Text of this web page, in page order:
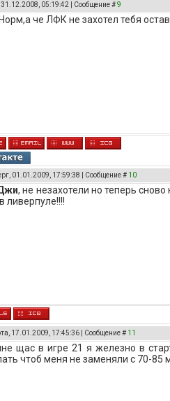
31.12.2008, 05:19:42 | Сообщение #9
че ЛФК не захотел тебя
01.01.2009, 17:59:38 | Сообщение # 10
, не незахотели но теперь
ливерпуле!!!!
17.01.2009, 17:45:36 | Сообщение # 11
щас в игре 21 я железно в
чтоб меня не заменяли с 70-85